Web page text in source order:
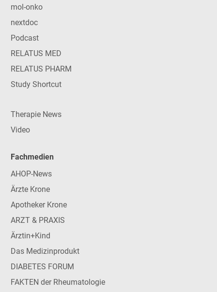
mol-onko
nextdoc
Podcast
RELATUS MED
RELATUS PHARM
Study Shortcut
Therapie News
Video
Fachmedien
AHOP-News
Ärzte Krone
Apotheker Krone
ARZT & PRAXIS
Ärztin+Kind
Das Medizinprodukt
DIABETES FORUM
FAKTEN der Rheumatologie